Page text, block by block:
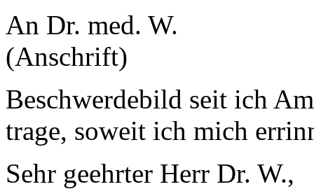
An Dr. med. W.
(Anschrift)
Beschwerdebild seit ich
trage, soweit ich mich
Sehr geehrter Herr Dr. W.,